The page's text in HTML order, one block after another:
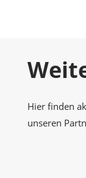
Hier finden
unseren